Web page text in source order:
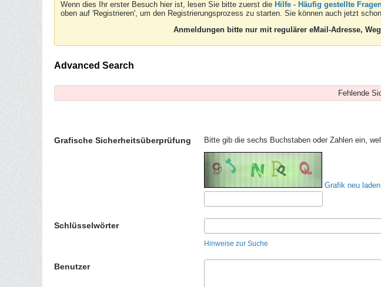
Wenn dies Ihr erster Besuch hier ist, lesen Sie bitte zuerst die Hilfe - Häufig gestellte
oben auf 'Registrieren', um den Registrierungsprozess zu starten. Sie können auch jetzt
Anmeldungen bitte nur mit regulärer eMail-Adresse,
Advanced Search
Fehlende
Grafische Sicherheitsüberprüfung Bitte gib die sechs Buchstaben oder Zahlen ein,
Grafik neu laden
Schlüsselwörter
Hinweise zur Suche
Benutzer